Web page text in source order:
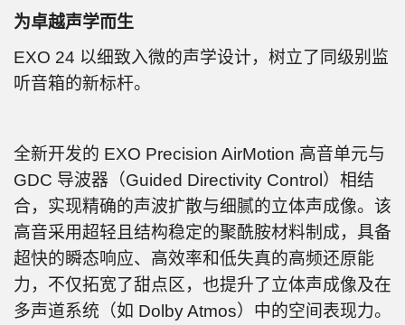
为卓越声学而生
EXO 24 以细致入微的声学设计，树立了同级别监
听音箱的新标杆。
全新开发的 EXO Precision AirMotion 高音单元与
GDC 导波器（Guided Directivity Control）相结
合，实现精确的声波扩散与细腻的立体声成像。该
高音采用超轻且结构稳定的聚酰胺材料制成，具备
超快的瞬态响应、高效率和低失真的高频还原能
力，不仅拓宽了甜点区，也提升了立体声成像及在
多声道系统（如 Dolby Atmos）中的空间表现力。